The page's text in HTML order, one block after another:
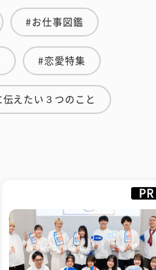
#お仕事図鑑
#恋愛特集
えたい３つのこと
PR